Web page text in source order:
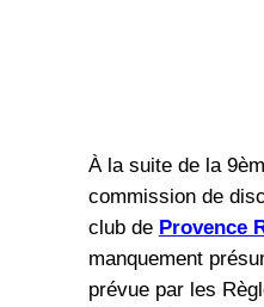
À la suite de la
commission de
club de Provence
manquement
prévue par les